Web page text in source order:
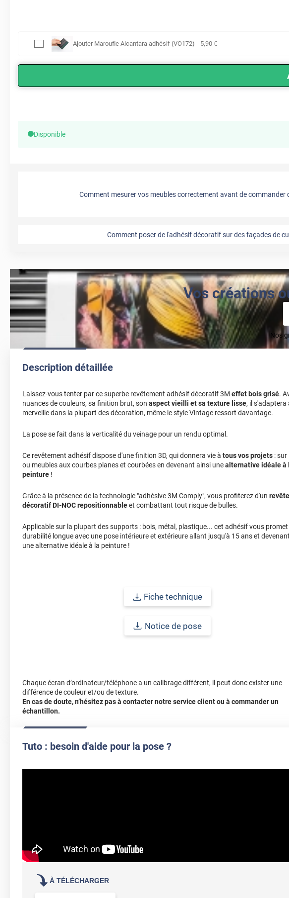
Ajouter Maroufle Alcantara adhésif (VO172) - 5,90 €
Disponible
Comment mesurer vos meubles correctement avant de commander
Comment poser de l'adhésif décoratif sur des façades de
Vos créations
Nos
Description détaillée
Laissez-vous tenter par ce superbe revêtement adhésif décoratif 3M effet bois grisé.
nuances de couleurs, sa finition brut, son aspect vieilli et sa texture lisse, il s'adaptera
merveille dans la plupart des décoration, même le style Vintage ressort davantage.
La pose se fait dans la verticalité du veinage pour un rendu optimal.
Ce revêtement adhésif dispose d'une finition 3D, qui donnera vie à tous vos projets :
ou meubles aux courbes planes et courbées en devenant ainsi unealternative idéale à
peinture !
Grâce à la présence de la technologie "adhésive 3M Comply", vous profiterez d'un
décoratif DI-NOC repositionnableet combattant tout risque de bulles.
Applicable sur la plupart des supports : bois, métal, plastique... cet adhésif vous promet
durabilité longue avec une pose intérieure et extérieure allant jusqu'à 15 ans et
une alternative idéale à la peinture !
Fiche technique
Notice de pose
Chaque écran d’ordinateur/téléphone a un calibrage différent, il peut donc exister une
différence de couleur et/ou de texture.
En cas de doute, n’hésitez pas à contacter notre service client ou à commander un
échantillon.
Tuto : besoin d'aide pour la pose ?
À TÉLÉCHARGER